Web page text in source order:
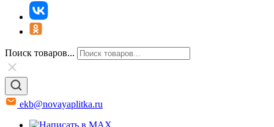
Поиск товаров...
ekb@novayaplitka.ru